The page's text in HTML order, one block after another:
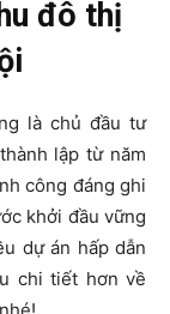
đô thị
là chủ đầu tư
lập từ năm
công đáng ghi
khởi đầu vững
dự án hấp dẫn
chi tiết hơn về